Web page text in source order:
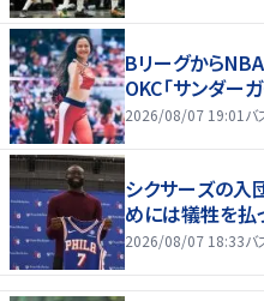
Bリーグから
OKC「サンダー
2026/08/07 19:01 バ
シクサーズの入
めには犠牲を払
2026/08/07 18:33バ